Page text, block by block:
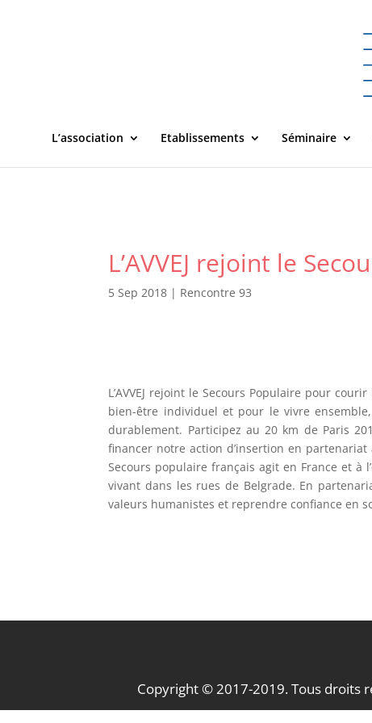
L’association Etablissements Séminaire
L’AVVEJ rejoint le
5 Sep 2018 | Rencontre 93
L’AVVEJ rejoint le Secours Populaire pour
bien-être individuel et pour le vivre
durablement. Participez au 20 km de Paris
financer notre action d’insertion en partenariat
Secours populaire français agit en France et à
vivant dans les rues de Belgrade. En
valeurs humanistes et reprendre confiance en
Copyright © 2017-2019. Tous droits